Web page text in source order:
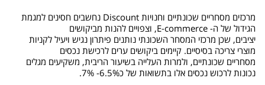
מרכזים מסחריים שכונתיים וחנויות Discount נחשבים חסינים למגמת
הגידול של ה- E-commerce, וצפויים להנות מביקושים
יציבים, שכן מרכזי המסחר השכונתי נותנים פיתרון נגיש ויעיל לקניות
מוצרי צריכה בסיסיים. קיימים ביקושים ערים לרכישת נכסים
מסחריים שכונתיים, ולמרות העלייה בשיעור הריבית, משקיעים מגלים
נכונות לרכוש נכסים אלו בתשואות של כ6.5%- 7%.